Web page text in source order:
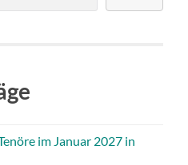
im Januar 2027 in